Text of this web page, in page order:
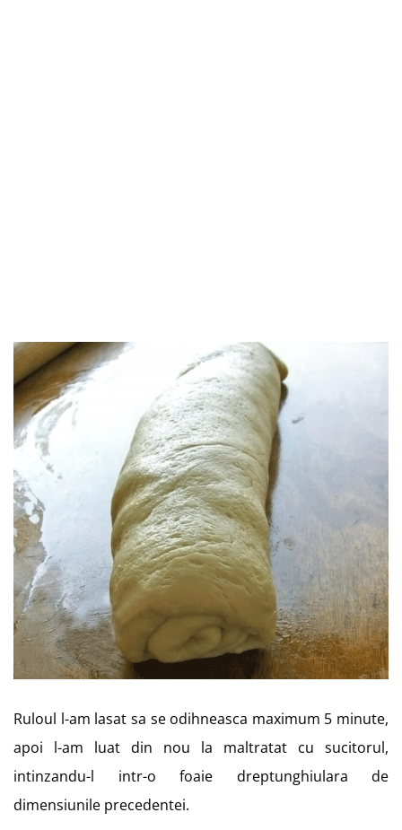
Ruloul l-am lasat sa se odihneasca maximum 5 minute,
apoi l-am luat din nou la maltratat cu sucitorul,
intinzandu-l intr-o foaie dreptunghiulara de
dimensiunile precedentei.